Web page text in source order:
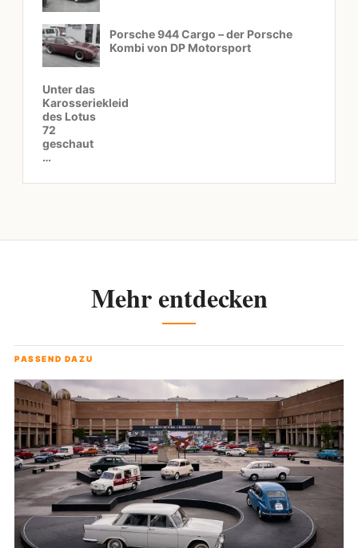
Porsche 944 Cargo – der Porsche
Kombi von DP Motorsport
Unter das
Karosseriekleid
des Lotus
72
geschaut
…
Mehr entdecken
PASSEND DAZU